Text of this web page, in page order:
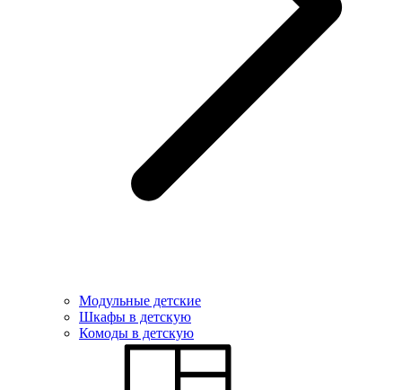
Модульные детские
Шкафы в детскую
Комоды в детскую